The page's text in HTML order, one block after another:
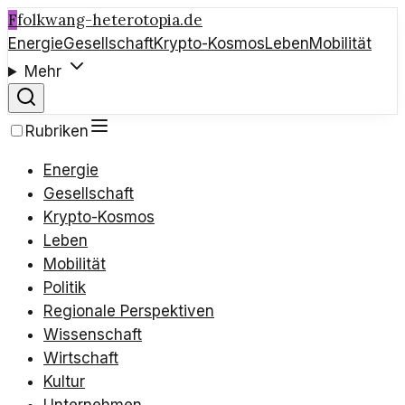
Ffolkwang-heterotopia.de
EnergieGesellschaftKrypto-KosmosLebenMobilität
Mehr
Rubriken
Energie
Gesellschaft
Krypto-Kosmos
Leben
Mobilität
Politik
Regionale Perspektiven
Wissenschaft
Wirtschaft
Kultur